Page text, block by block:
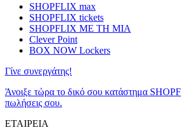
SHOPFLIX max
SHOPFLIX tickets
SHOPFLIX ΜΕ ΤΗ ΜΙΑ
Clever Point
BOX NOW Lockers
Γίνε συνεργάτης!
Άνοιξε τώρα το δικό σου κατάστημα
πωλήσεις σου.
ΕΤΑΙΡΕΙΑ